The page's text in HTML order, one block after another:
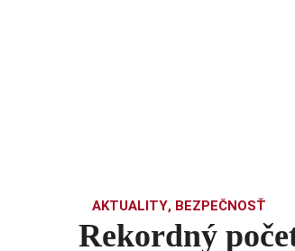
AKTUALITY, BEZPEČNOSŤ
Rekordný